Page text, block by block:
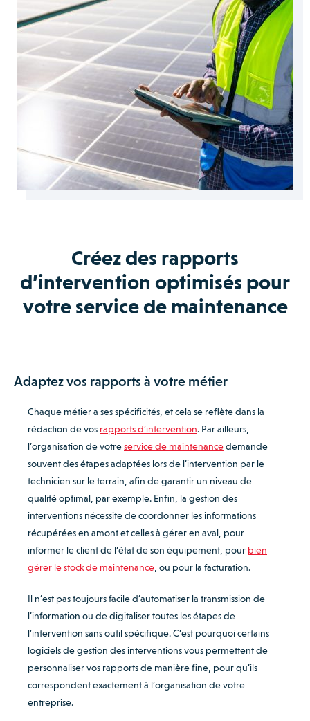
Créez des rapports
d’intervention optimisés pour
votre service de maintenance
Adaptez vos rapports à votre métier
Chaque métier a ses spécificités, et cela se reflète dans la
rédaction de vos rapports d’intervention. Par ailleurs,
l’organisation de votreservice de maintenancedemande
souvent des étapes adaptées lors de l’intervention par le
technicien sur le terrain, afin de garantir un niveau de
qualité optimal, par exemple. Enfin, la gestion des
interventions nécessite de coordonner les informations
récupérées en amont et celles à gérer en aval, pour
informer le client de l’état de son équipement, pour bien
gérer le stock de maintenance , ou pour la facturation.
Il n’est pas toujours facile d’automatiser la transmission de
l’information ou de digitaliser toutes les étapes de
l’intervention sans outil spécifique. C’est pourquoi certains
logiciels de gestion des interventions vous permettent de
personnaliser vos rapports de manière fine, pour qu’ils
correspondent exactement à l’organisation de votre
entreprise.